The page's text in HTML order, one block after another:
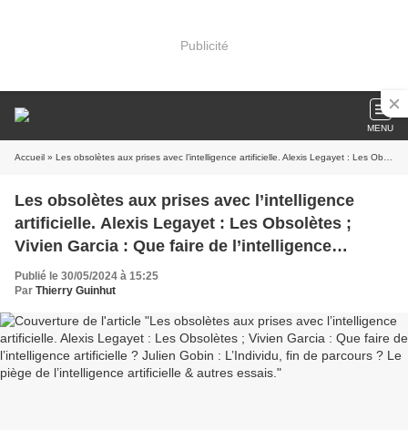
Publicité
MENU
Accueil » Les obsolètes aux prises avec l’intelligence artificielle. Alexis Legayet : Les Obsolètes ; Vivien Garcia : Que faire de l’intelligence artificielle ? Julien Gobin : L’Individu, fin de parcours ? Le piège de l’intelligence artificielle & autres essais.
Les obsolètes aux prises avec l’intelligence
artificielle. Alexis Legayet : Les Obsolètes ;
Vivien Garcia : Que faire de l’intelligence
artificielle ? Julien Gobin : L’Individu, fin de
parcours ? Le piège de l’intelligence artificielle
& autres essais.
Publié le 30/05/2024 à 15:25
Par Thierry Guinhut